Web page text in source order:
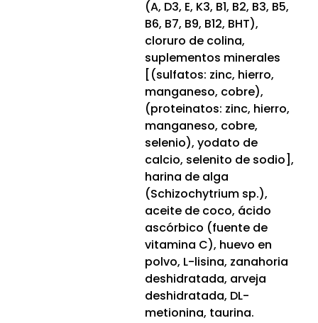
(A, D3, E, K3, B1, B2, B3, B5,
B6, B7, B9, B12, BHT),
cloruro de colina,
suplementos minerales
[(sulfatos: zinc, hierro,
manganeso, cobre),
(proteinatos: zinc, hierro,
manganeso, cobre,
selenio), yodato de
calcio, selenito de sodio],
harina de alga
(Schizochytrium sp.),
aceite de coco, ácido
ascórbico (fuente de
vitamina C), huevo en
polvo, L-lisina, zanahoria
deshidratada, arveja
deshidratada, DL-
metionina, taurina.